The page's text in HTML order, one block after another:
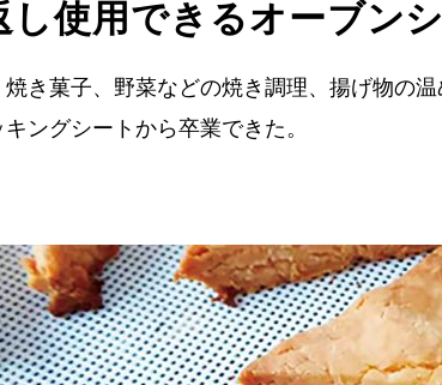
し使用できるオーブンシ
焼き菓子、野菜などの焼き調理、揚げ物の
ングシートから卒業できた。